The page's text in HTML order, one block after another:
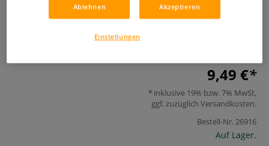
COPIC® WIDE Leermarker ist geeignet zum Einsatz
nachfüllbar. - Preis pro Marker.
9,49 €
inklusive 19% bzw. 7% MwSt,
ggf. zuzüglich Versandkosten.
Bestell-Nr.26916
Auf Lager.
Ablehnen Akzeptieren
Einstellungen